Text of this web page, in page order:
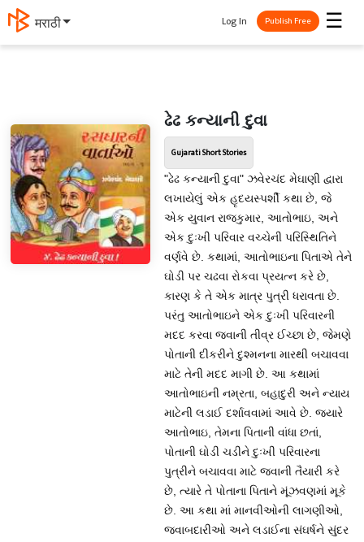
मराठी ☰
Log In Publish Free
ઢેઢ કન્યાની દુવા
Gujarati Short Stories
"ઢેઢ કન્યાની દુવા" ઝવેરચંદ મેઘાણી દ્વારા
લખાયેલું એક હૃદયસ્પર્શી કથા છે, જે
એક યુવાન રાજકુમાર, આતોભાઇ, અને
એક દુઃખી પરિવાર વચ્ચેની પરિસ્થિતિને
વર્ણવે છે. કથામાં, આતોભાઇના પિતાએ તેને
ઘોડી પર ચઢવા રોકવા પ્રયત્ન કરે છે,
કારણ કે તે એક માત્ર પુત્રી ધરાવતા છે.
પરંતુ આતોભાઇને એક દુઃખી પરિવારની
મદદ કરવા જવાની તીવ્ર ઈચ્છા છે, જેમણે
પોતાની દીકરીને દુશ્મનના મારથી બચાવવા
માટે તેની મદદ માગી છે. આ કથામાં
આતોભાઇની નમ્રતા, બહાદુરી અને ન્યાય
માટેની લડાઈ દર્શાવવામાં આવે છે. જ્યારે
આતોભાઇ, તેમના પિતાની વાંધા છતાં,
પોતાની ઘોડી ચડીને દુઃખી પરિવારના
પુત્રીને બચાવવા માટે જવાની તૈયારી કરે
છે, ત્યારે તે પોતાના પિતાને મૂંઝવણમાં મૂકે
છે. આ કથા માં માનવીઓની લાગણીઓ,
જવાબદારીઓ અને લડાઈના સંઘર્ષને સુંદર